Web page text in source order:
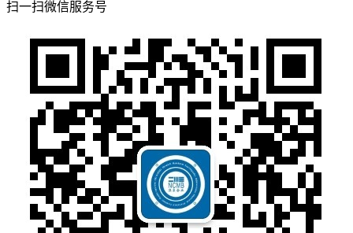
扫一扫微信服务号